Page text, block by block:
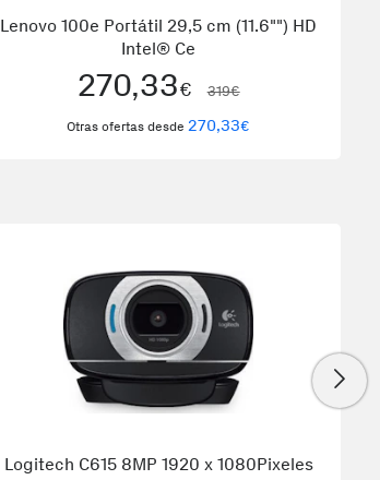
Lenovo 100e Portátil 29,5 cm (11.6"") HD
Intel® Ce
270,33€ 319€
Otras ofertas desde270,33€
Logitech C615 8MP 1920 x 1080Pixeles